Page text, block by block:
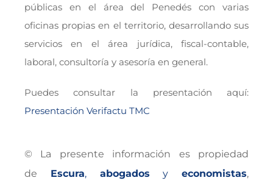
públicas en el área del Penedés con varias
oficinas propias en el territorio, desarrollando sus
servicios en el área jurídica, fiscal-contable,
laboral, consultoría y asesoría en general.
Puedes consultar la presentación aquí:
Presentación Verifactu TMC
© La presente información es propiedad
de Escura, abogados yeconomistas,